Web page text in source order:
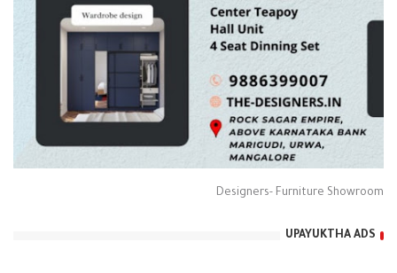
Designers- Furniture Showroom
UPAYUKTHA ADS